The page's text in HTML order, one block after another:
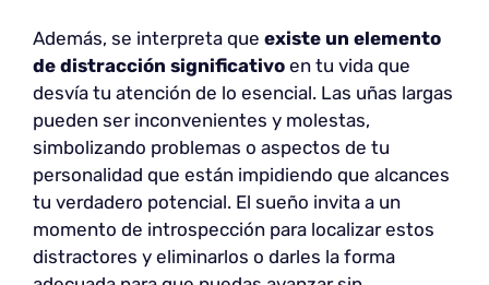
Además, se interpreta que existe un elemento
de distracción significativo en tu vida que
desvía tu atención de lo esencial. Las uñas largas
pueden ser inconvenientes y molestas,
simbolizando problemas o aspectos de tu
personalidad que están impidiendo que alcances
tu verdadero potencial. El sueño invita a un
momento de introspección para localizar estos
distractores y eliminarlos o darles la forma